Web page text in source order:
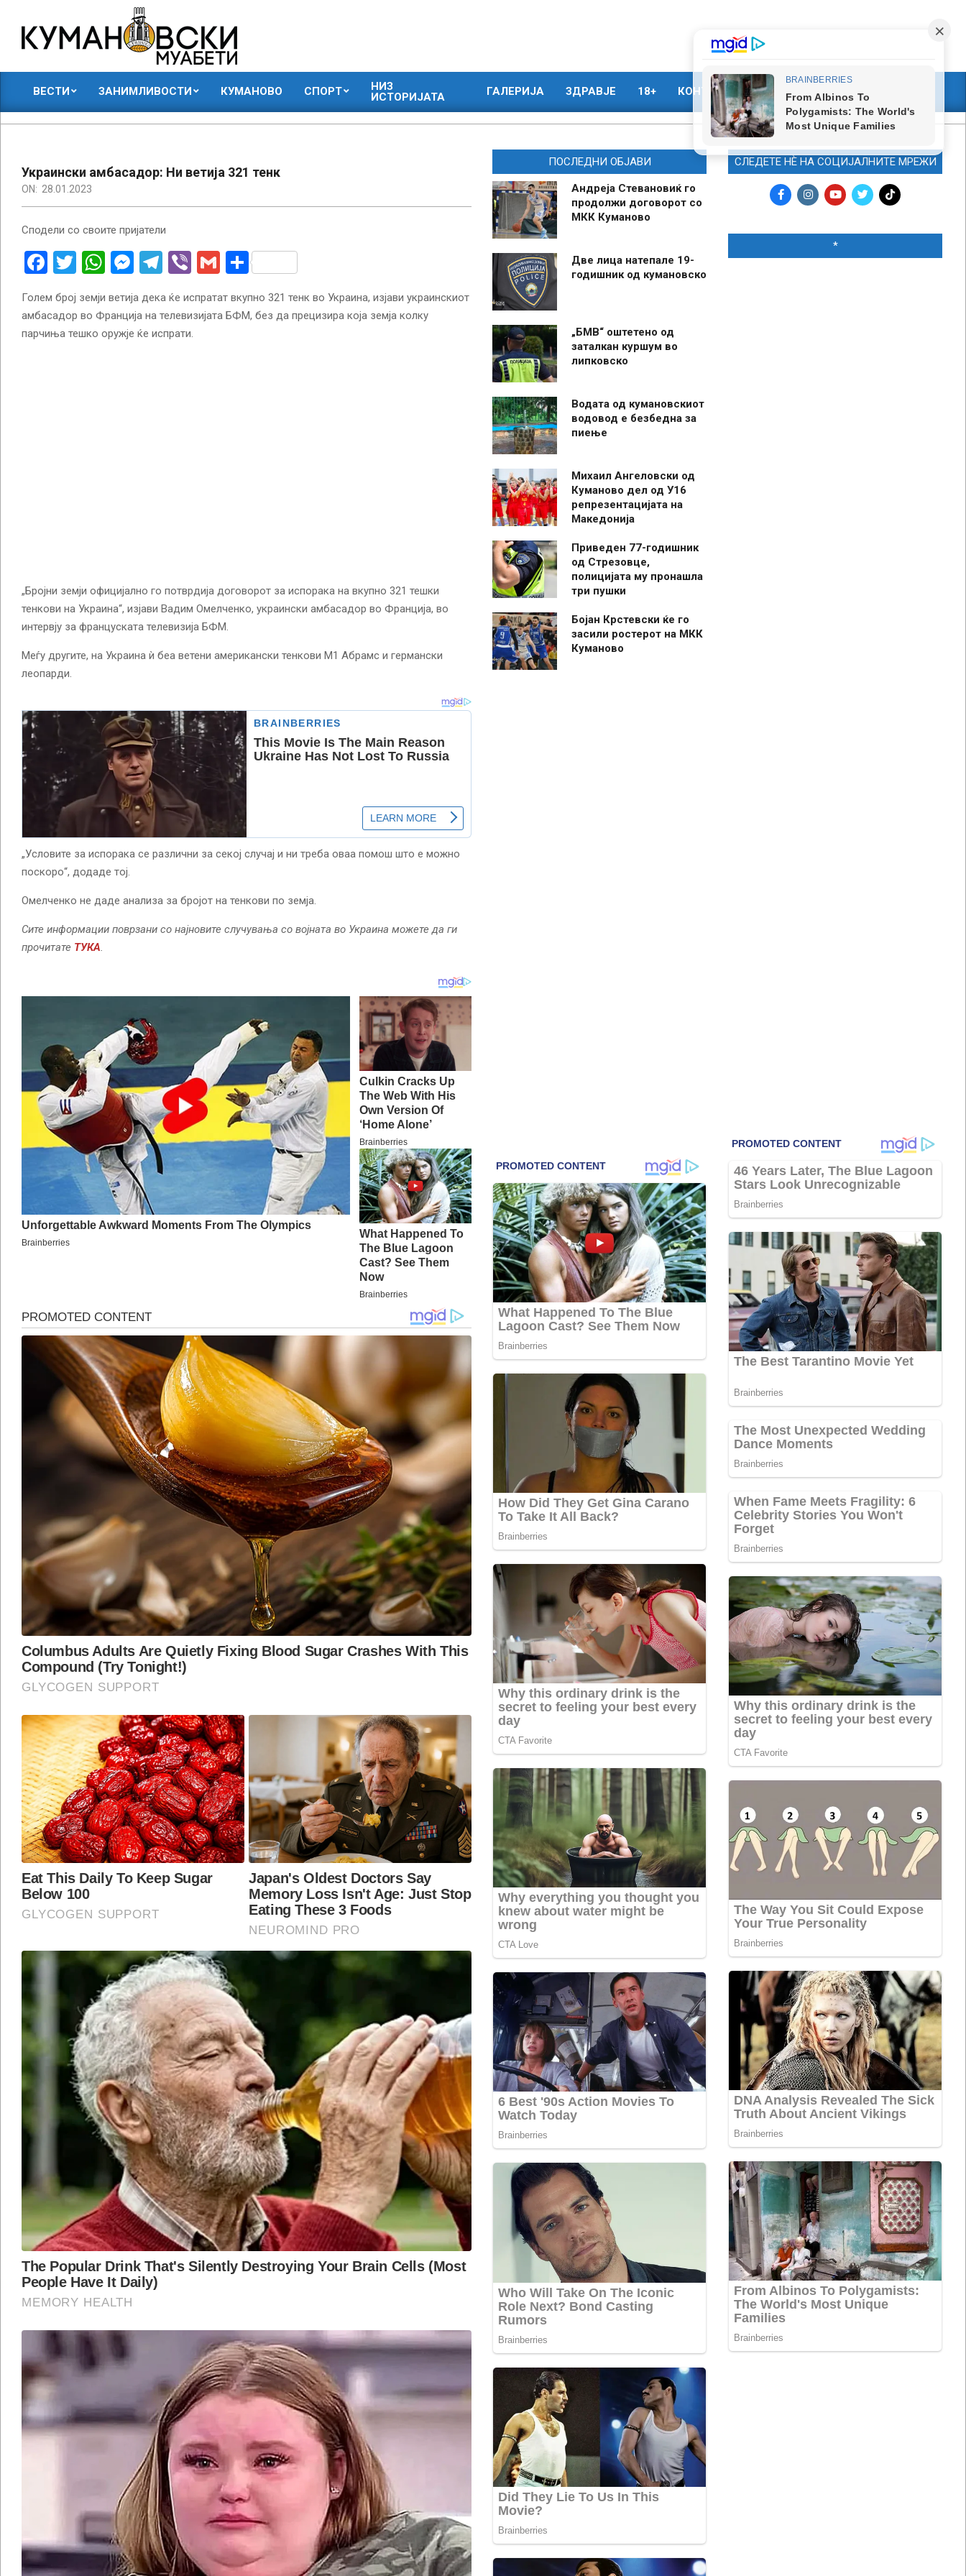
content
КУМАНОВСКИ
МУАБЕТИ
ВЕСТИ ЗАНИМЛИВОСТИ КУМАНОВО СПОРТ
НИЗ
ИСТОРИЈАТА
ГАЛЕРИЈА ЗДРАВЈЕ 18+ КОНТАКТ МАРКЕТИНГ
Украински амбасадор: Ни ветија 321 тенк
ON: 28.01.2023
Сподели со своите пријатели
Facebook
Twitter
WhatsApp
Messenger
Telegram
ViberGmailShare
Голем број земји ветија дека ќе испратат вкупно 321 тенк во Украина, изјави украинскиот
амбасадор во Франција на телевизијата БФМ, без да прецизира која земја колку
парчиња тешко оружје ќе испрати.
„Бројни земји официјално го потврдија договорот за испорака на вкупно 321 тешки
тенкови на Украина“, изјави Вадим Омелченко, украински амбасадор во Франција, во
интервју за француската телевизија БФМ.
Меѓу другите, на Украина ѝ беа ветени американски тенкови М1 Абрамс и германски
леопарди.
„Условите за испорака се различни за секој случај и ни треба оваа помош што е можно
поскоро“, додаде тој.
Омелченко не даде анализа за бројот на тенкови по земја.
Сите информации поврзани со најновите случувања со војната во Украина можете да ги
прочитате ТУКА.
ПОСЛЕДНИ ОБЈАВИ
Андреја Стевановиќ го
продолжи договорот со
МКК Куманово
Две лица натепале 19-
годишник од кумановско
„БМВ“ оштетено од
заталкан куршум во
липковско
Водата од кумановскиот
водовод е безбедна за
пиење
Михаил Ангеловски од
Куманово дел од У16
репрезентацијата на
Македонија
Приведен 77-годишник
од Стрезовце,
полицијата му пронашла
три пушки
Бојан Крстевски ќе го
засили ростерот на МКК
Куманово
СЛЕДЕТЕ НЀ НА СОЦИЈАЛНИТЕ МРЕЖИ
*